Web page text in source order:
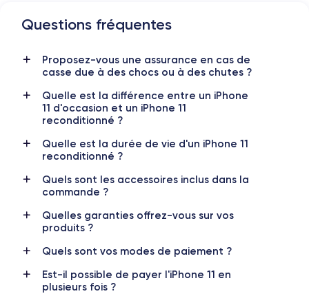
Dimensions et poids iPhone 11
Date de sortie
10/09/2019
Système exploit.
iOS (iOS 26)
Dimensions
150x75.7x8.3 mm
Poids
Écran
IPS LCD 6.1 pouces
Résolution écran
Nom de la puce
Apple A13 Bionic
Nom GPU
GPU 4 cœurs
Fréq. processeur
Questions fréquentes
Proposez-vous une assurance en cas de
casse due à des chocs ou à des chutes ?
Quelle est la différence entre un iPhone
11 d'occasion et un iPhone 11
reconditionné ?
Quelle est la durée de vie d'un iPhone 11
reconditionné ?
Quels sont les accessoires inclus dans la
commande ?
Quelles garanties offrez-vous sur vos
produits ?
Quels sont vos modes de paiement ?
Est-il possible de payer l'iPhone 11 en
plusieurs fois ?